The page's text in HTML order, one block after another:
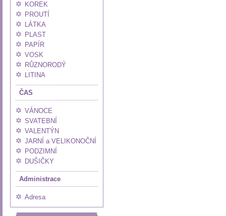
KOREK
PROUTÍ
LÁTKA
PLAST
PAPÍR
VOSK
RŮZNORODÝ
LITINA
ČAS
VÁNOCE
SVATEBNÍ
VALENTÝN
JARNÍ a VELIKONOČNÍ
PODZIMNÍ
DUŠIČKY
Administrace
Adresa